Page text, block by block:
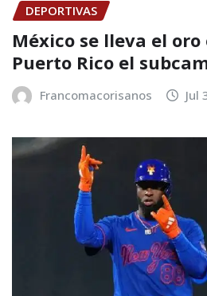
DEPORTIVAS
México se lleva el
Puerto Rico el
Francomacorisanos Jul